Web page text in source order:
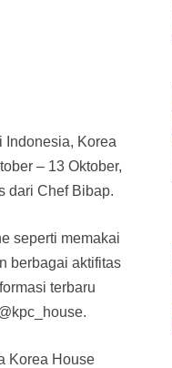
Indonesia, Korea
– 13 Oktober,
dari Chef Bibap.
seperti memakai
berbagai aktifitas
terbaru
Korea House